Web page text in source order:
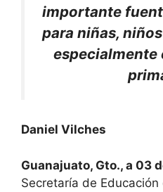
importante
para niñas,
especialmente
Daniel Vilches
Guanajuato, Gto., a 03
Secretaría de